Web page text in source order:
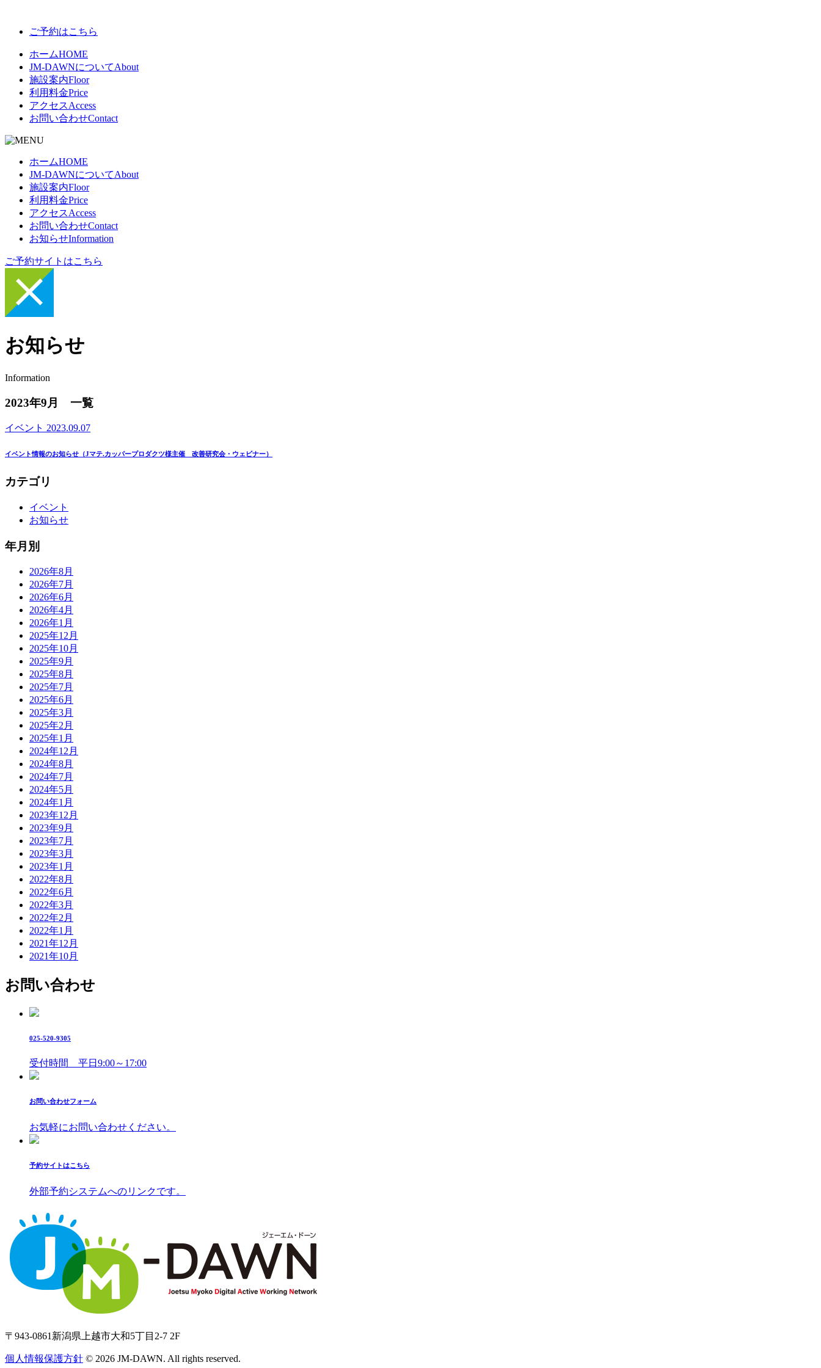
ご予約はこちら
ホームHOME
JM-DAWNについてAbout
施設案内Floor
利用料金Price
アクセスAccess
お問い合わせContact
ホームHOME
JM-DAWNについてAbout
施設案内Floor
利用料金Price
アクセスAccess
お問い合わせContact
お知らせInformation
ご予約サイトはこちら
お知らせ
Information
2023年9月 一覧
イベント 2023.09.07
イベント情報のお知らせ（Jマテ.カッパープロダクツ様主催 改善研究会・ウェビナー）
カテゴリ
イベント
お知らせ
年月別
2026年8月
2026年7月
2026年6月
2026年4月
2026年1月
2025年12月
2025年10月
2025年9月
2025年8月
2025年7月
2025年6月
2025年3月
2025年2月
2025年1月
2024年12月
2024年8月
2024年7月
2024年5月
2024年1月
2023年12月
2023年9月
2023年7月
2023年3月
2023年1月
2022年8月
2022年6月
2022年3月
2022年2月
2022年1月
2021年12月
2021年10月
お問い合わせ
025-520-9305
受付時間 平日9:00～17:00
お問い合わせフォーム
お気軽にお問い合わせください。
予約サイトはこちら
外部予約システムへのリンクです。
〒943-0861 新潟県上越市大和5丁目2-7 2F
個人情報保護方針 © 2026 JM-DAWN. All rights reserved.